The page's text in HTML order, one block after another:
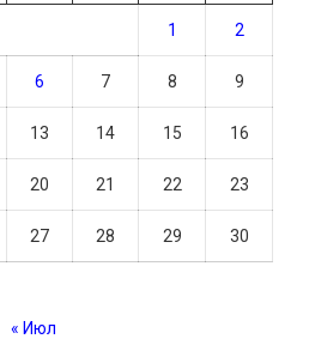
1 2
6 7 8 9
13 14 15 16
20 21 22 23
27 28 29 30
« Июл